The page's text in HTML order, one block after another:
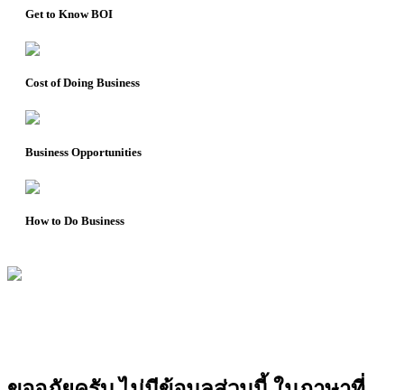
Get to Know BOI
Cost of Doing Business
Business Opportunities
How to Do Business